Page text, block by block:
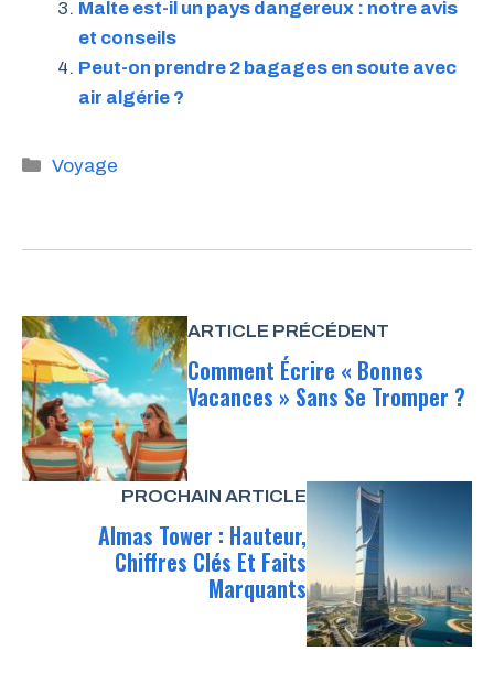
Malte est-il un pays dangereux : notre avis
et conseils
Peut-on prendre 2 bagages en soute avec
air algérie ?
Catégories
Voyage
ARTICLE PRÉCÉDENT
Comment Écrire « Bonnes
Vacances » Sans Se Tromper ?
PROCHAIN ARTICLE
Almas Tower : Hauteur,
Chiffres Clés Et Faits
Marquants